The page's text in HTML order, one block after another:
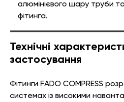
алюмінієвого шару труби
фітинга.
Технічні
застосування
Фітинги FADO COMPRESS
системах із високими